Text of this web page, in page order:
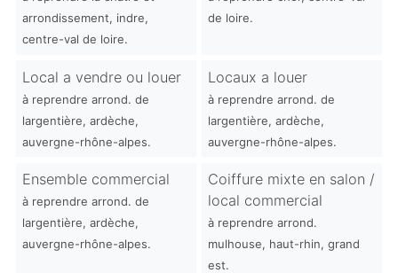
arrondissement, indre,
centre-val de loire.
de loire.
Local a vendre ou louer
à reprendre arrond. de
largentière, ardèche,
auvergne-rhône-alpes.
Locaux a louer
à reprendre arrond. de
largentière, ardèche,
auvergne-rhône-alpes.
Ensemble commercial
à reprendre arrond. de
largentière, ardèche,
auvergne-rhône-alpes.
Coiffure mixte en salon /
local commercial
à reprendre arrond.
mulhouse, haut-rhin, grand
est.